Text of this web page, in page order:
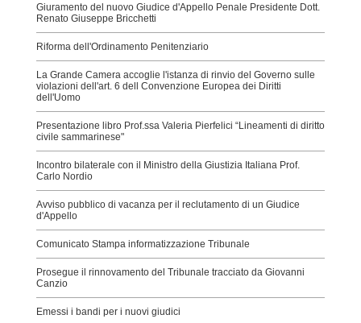
Giuramento del nuovo Giudice d'Appello Penale Presidente Dott.
Renato Giuseppe Bricchetti
Riforma dell'Ordinamento Penitenziario
La Grande Camera accoglie l'istanza di rinvio del Governo sulle
violazioni dell'art. 6 dell Convenzione Europea dei Diritti
dell'Uomo
Presentazione libro Prof.ssa Valeria Pierfelici “Lineamenti di diritto
civile sammarinese"
Incontro bilaterale con il Ministro della Giustizia Italiana Prof.
Carlo Nordio
Avviso pubblico di vacanza per il reclutamento di un Giudice
d'Appello
Comunicato Stampa informatizzazione Tribunale
Prosegue il rinnovamento del Tribunale tracciato da Giovanni
Canzio
Emessi i bandi per i nuovi giudici